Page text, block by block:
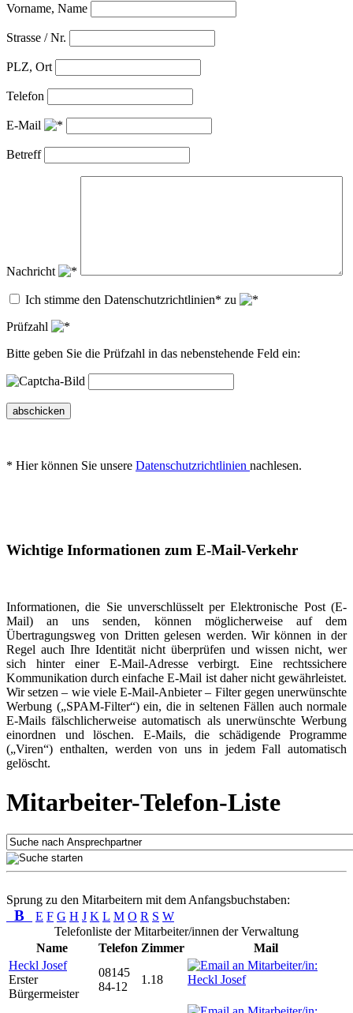
Vorname, Name
Strasse / Nr.
PLZ, Ort
Telefon
E-Mail
Betreff
Nachricht
Ich stimme den Datenschutzrichtlinien* zu
Prüfzahl
Bitte geben Sie die Prüfzahl in das nebenstehende Feld ein:
abschicken
* Hier können Sie unsere Datenschutzrichtlinien nachlesen.
Wichtige Informationen zum E-Mail-Verkehr
Informationen, die Sie unverschlüsselt per Elektronische Post (E-
Mail) an uns senden, können möglicherweise auf dem
Übertragungsweg von Dritten gelesen werden. Wir können in der
Regel auch Ihre Identität nicht überprüfen und wissen nicht, wer
sich hinter einer E-Mail-Adresse verbirgt. Eine rechtssichere
Kommunikation durch einfache E-Mail ist daher nicht gewährleistet.
Wir setzen – wie viele E-Mail-Anbieter – Filter gegen unerwünschte
Werbung („SPAM-Filter“) ein, die in seltenen Fällen auch normale
E-Mails fälschlicherweise automatisch als unerwünschte Werbung
einordnen und löschen. E-Mails, die schädigende Programme
(„Viren“) enthalten, werden von uns in jedem Fall automatisch
gelöscht.
Mitarbeiter-Telefon-Liste
Sprung zu den Mitarbeitern mit dem Anfangsbuchstaben:
B E F G H J K L M O R S W
Telefonliste der Mitarbeiter/innen der Verwaltung
Name
Telefon Zimmer
Mail
Heckl Josef
Erster
Bürgermeister
08145
84-12
1.18